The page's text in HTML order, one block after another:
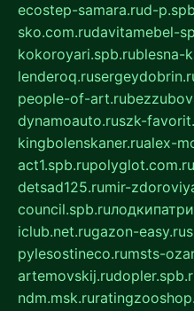
ecostep-samara.rud-
sko.com.rudavitamebel-
kokoroyari.spb.rublesna-
lenderoq.ru
people-of-art.ru
dynamoauto.ruszk-
kingbolenskaner.rualex-
act1.spb.rupolyglot.com.ru
detsad125.rumir-
council.spb.ru
iclub.net.rugazon-easy.ru
pylesostineco.rumsts-
artemovskij.ru
ndm.msk.ru